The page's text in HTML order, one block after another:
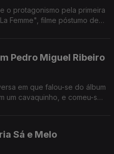
o protagonismo pela primeira
Femme", filme póstumo de
Pedro Miguel Ribeiro
em que falou-se do álbum
um cavaquinho, e comeu-se
Sá e Melo